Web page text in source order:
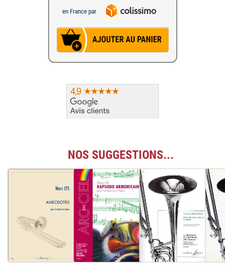
en France par
NOS SUGGESTIONS...